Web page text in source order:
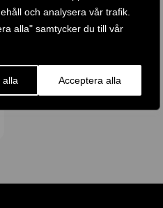
och analysera vår trafik.
alla" samtycker du till vår
alla Acceptera alla